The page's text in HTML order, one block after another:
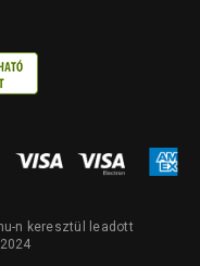
n keresztül leadott